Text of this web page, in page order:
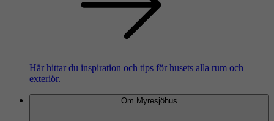
Här hittar du inspiration och tips för husets alla rum och
exteriör.
Om Myresjöhus